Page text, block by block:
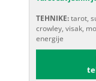
TEHNIKE:tarot,
crowley, visak,
energije